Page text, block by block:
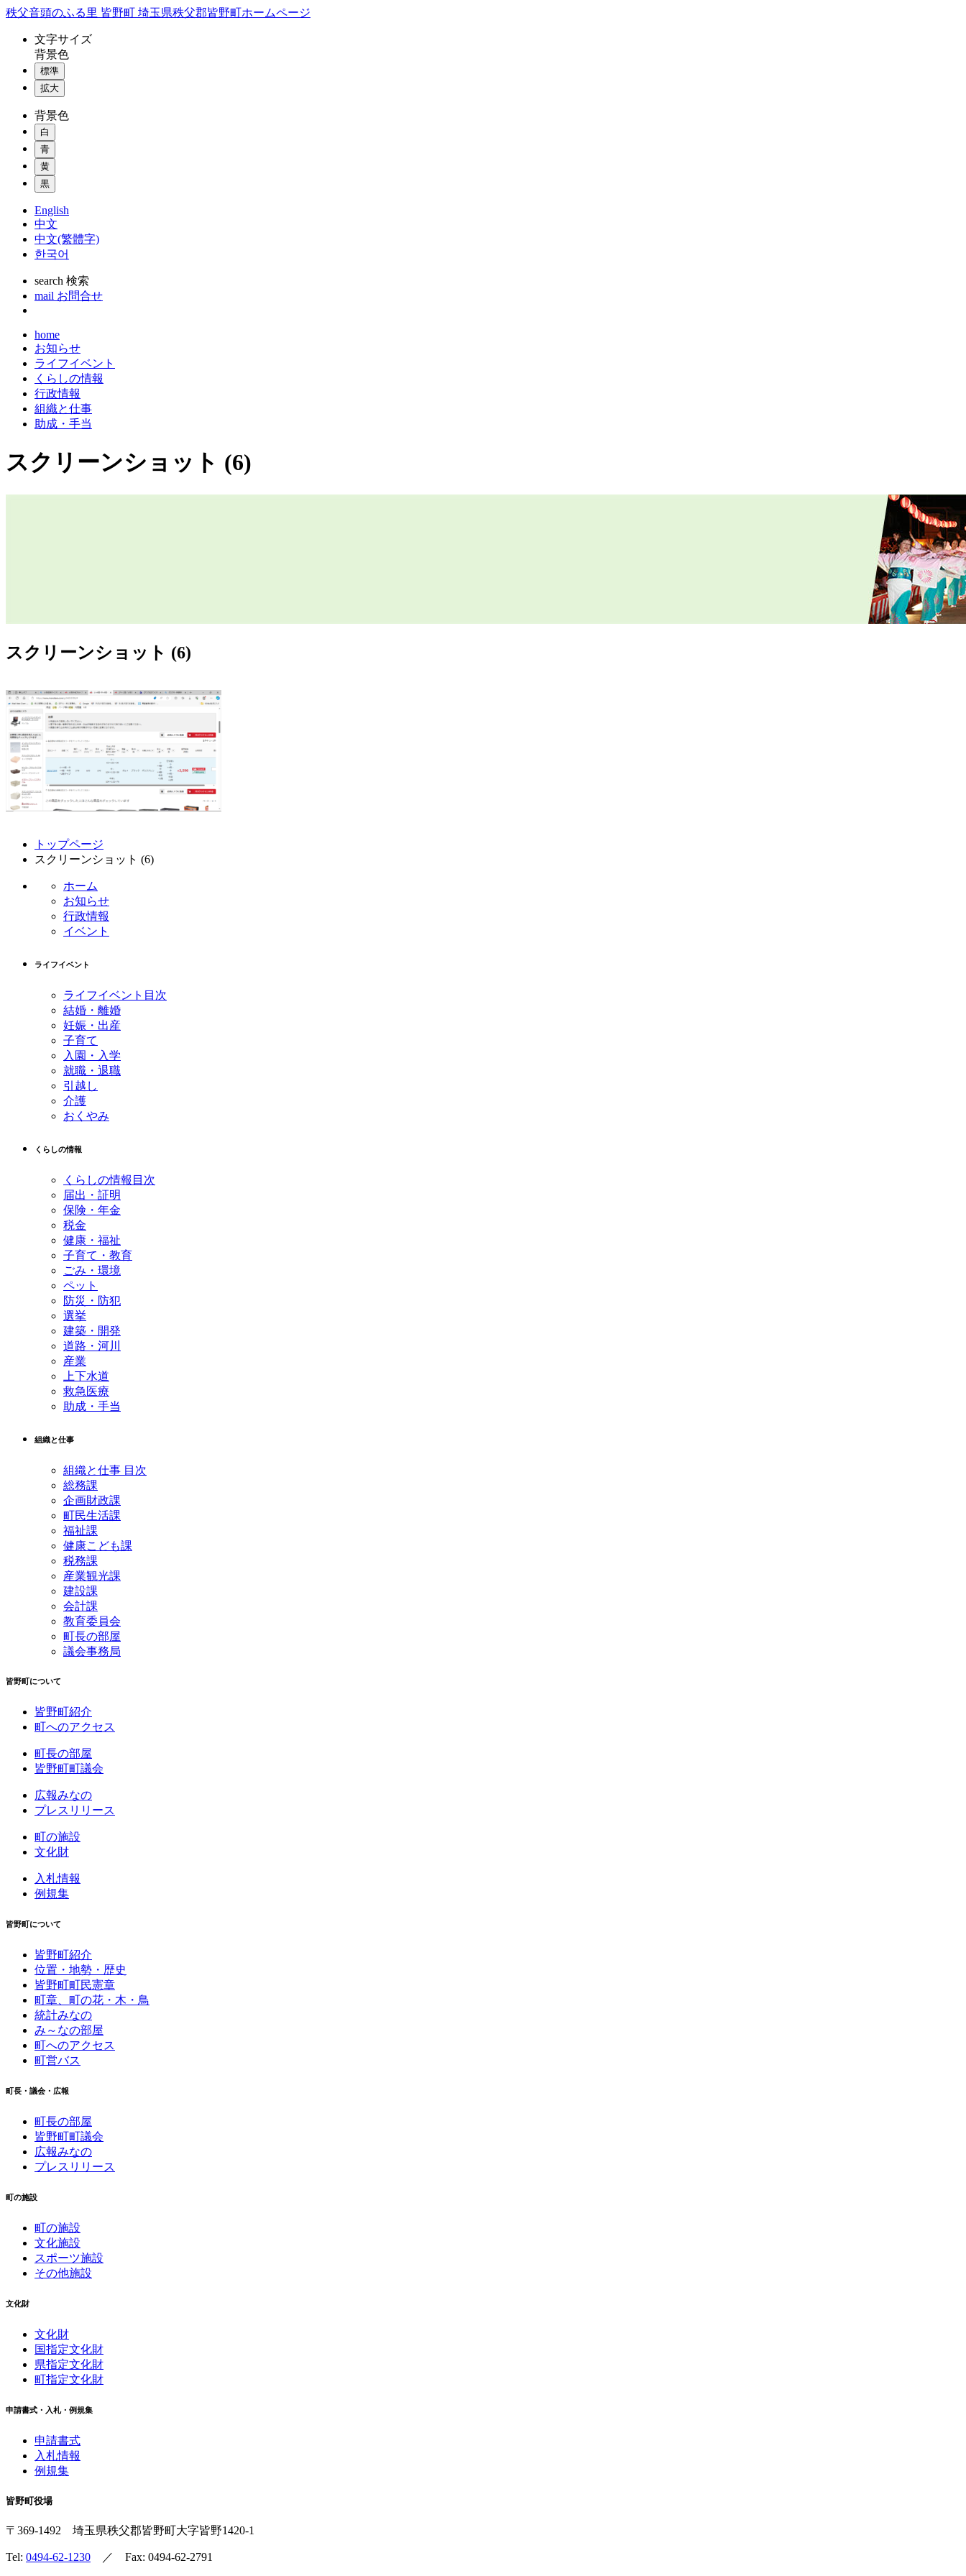
コ
秩父音頭のふる里 皆野町 埼玉県秩父郡皆野町ホームページ
文字サイズ
背景色
標準
拡大
背景色
白
青
黄
黒
English
中文
中文(繁體字)
한국어
search 検索
mail お問合せ
home
お知らせ
ライフイベント
くらしの情報
行政情報
組織と仕事
助成・手当
スクリーンショット (6)
スクリーンショット (6)
トップページ
スクリーンショット (6)
ホーム
お知らせ
行政情報
イベント
ライフイベント
ライフイベント目次
結婚・離婚
妊娠・出産
子育て
入園・入学
就職・退職
引越し
介護
おくやみ
くらしの情報
くらしの情報目次
届出・証明
保険・年金
税金
健康・福祉
子育て・教育
ごみ・環境
ペット
防災・防犯
選挙
建築・開発
道路・河川
産業
上下水道
救急医療
助成・手当
組織と仕事
組織と仕事 目次
総務課
企画財政課
町民生活課
福祉課
健康こども課
税務課
産業観光課
建設課
会計課
教育委員会
町長の部屋
議会事務局
皆野町について
皆野町紹介
町へのアクセス
町長の部屋
皆野町町議会
広報みなの
プレスリリース
町の施設
文化財
入札情報
例規集
皆野町について
皆野町紹介
位置・地勢・歴史
皆野町町民憲章
町章、町の花・木・鳥
統計みなの
み～なの部屋
町へのアクセス
町営バス
町長・議会・広報
町長の部屋
皆野町町議会
広報みなの
プレスリリース
町の施設
町の施設
文化施設
スポーツ施設
その他施設
文化財
文化財
国指定文化財
県指定文化財
町指定文化財
申請書式・入札・例規集
申請書式
入札情報
例規集
皆野町役場
〒369-1492 埼玉県秩父郡皆野町 大字皆野1420-1
Tel: 0494-62-1230 ／ Fax: 0494-62-2791